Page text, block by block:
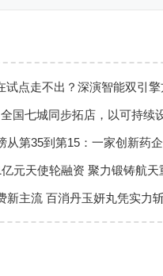
试点走不出？深演智能双引
模型，而在使用方式
国七城同步拓店，以可持续
从第35到第15：一家创新药
元天使轮融资 聚力锻铸航天
新主流 百消丹玉妍丸凭实力